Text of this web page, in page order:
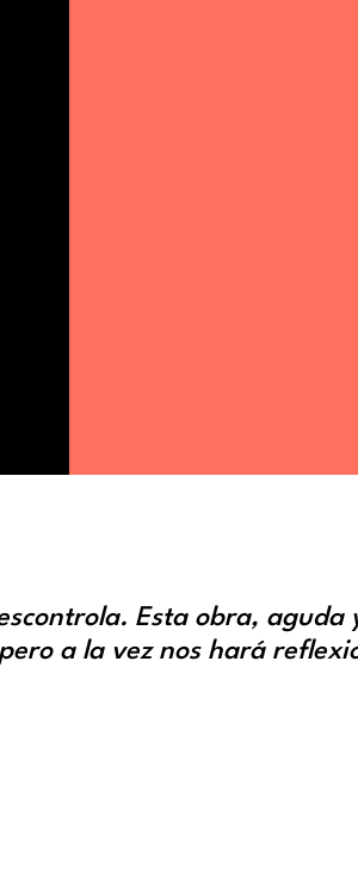
Esta obra,
a la vez nos hará